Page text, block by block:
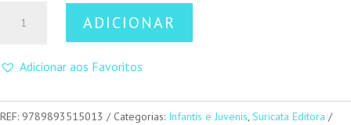
Ciência
Coisas
ADICIONAR
Adicionar aos Favoritos
REF: 9789893515013 Categorias: Infantis e Juvenis, Suricata Editora